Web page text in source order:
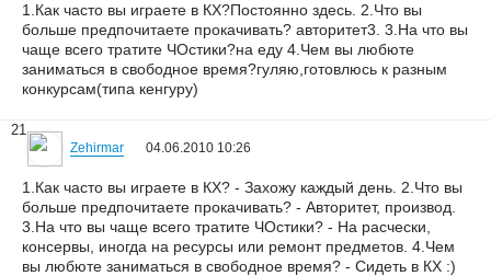
1.Как часто вы играете в КХ?Постоянно здесь. 2.Что вы
больше предпочитаете прокачивать? авторитет3. 3.На что вы
чаще всего тратите ЧОстики?на еду 4.Чем вы любюте
заниматься в свободное время?гуляю,готовлюсь к разным
конкурсам(типа кенгуру)
21
Zehirmar 04.06.2010 10:26
1.Как часто вы играете в КХ? - Захожу каждый день. 2.Что вы
больше предпочитаете прокачивать? - Авторитет, производ.
3.На что вы чаще всего тратите ЧОстики? - На расчески,
консервы, иногда на ресурсы или ремонт предметов. 4.Чем
вы любюте заниматься в свободное время? - Сидеть в КХ :)